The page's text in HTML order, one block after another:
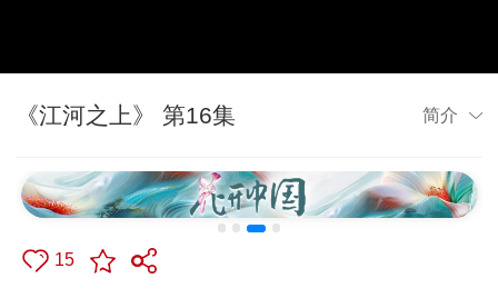
《江河之上》 第16集 简介
15